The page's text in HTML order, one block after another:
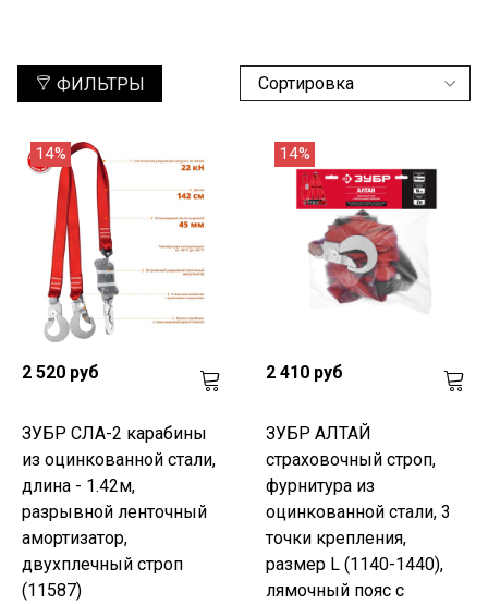
ФИЛЬТРЫ
14%
2 520 руб
ЗУБР СЛА-2 карабины
из оцинкованной стали,
длина - 1.42м,
разрывной ленточный
амортизатор,
двухплечный строп
(11587)
14%
2 410 руб
ЗУБР АЛТАЙ
страховочный строп,
фурнитура из
оцинкованной стали, 3
точки крепления,
размер L (1140-1440),
лямочный пояс с